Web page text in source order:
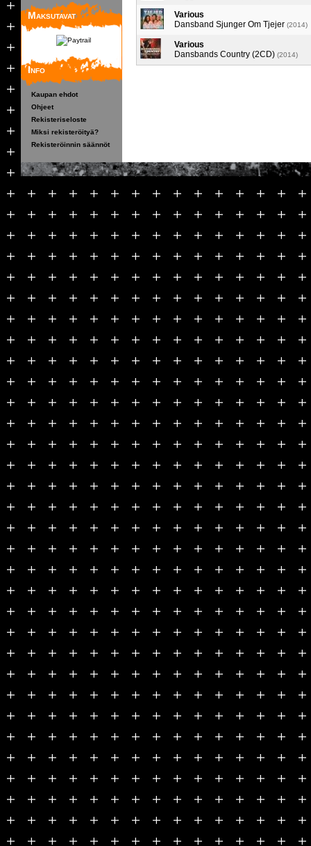
Maksutavat
Info
Kaupan ehdot
Ohjeet
Rekisteriseloste
Miksi rekisteröityä?
Rekisteröinnin säännöt
Various
Dansband Sjunger Om Tjejer (2014)
Various
Dansbands Country (2CD) (2014)